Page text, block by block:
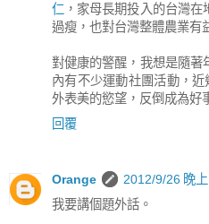
仁 ，家母長期投入的台灣
過瘦，也對台灣整體農業有
對健康的警醒，我想是隨著
內有不少運動社團活動，
外表美的慾望，反倒成為好
回覆
Orange
2012/9/26 晚
我要講個題外話。